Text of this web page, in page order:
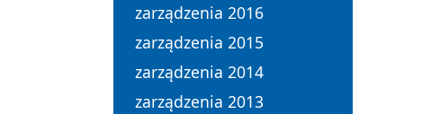
zarządzenia 2016
zarządzenia 2015
zarządzenia 2014
zarządzenia 2013